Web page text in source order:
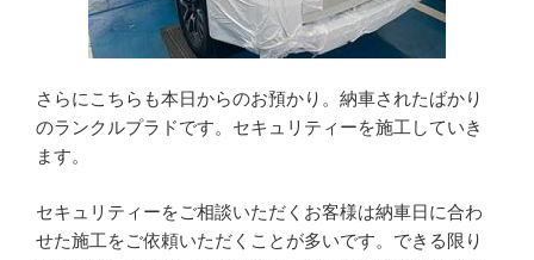
さらにこちらも本日からのお預かり。納車されたばかり
のランクルプラドです。セキュリティーを施工していき
ます。
セキュリティーをご相談いただくお客様は納車日に合わ
せた施工をご依頼いただくことが多いです。できる限り